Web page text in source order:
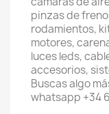
pinzas de
rodamientos,
motores,
luces leds,
accesorios,
Buscas algo
whatsapp +34